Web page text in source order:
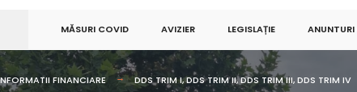
MĂSURI COVID AVIZIER LEGISLAȚIE
FINANCIARE DDS TRIM I, DDS TRIM II, DDS TRIM III, DDS TRIM IV